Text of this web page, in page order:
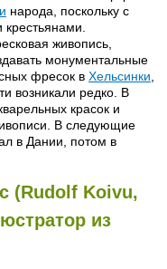
народа, поскольку с
живопись,
монументальные
фресок в Хельсинки
возникали редко. В
красок и
В следующие
в Дании, потом в
(Rudolf Koivu,
из